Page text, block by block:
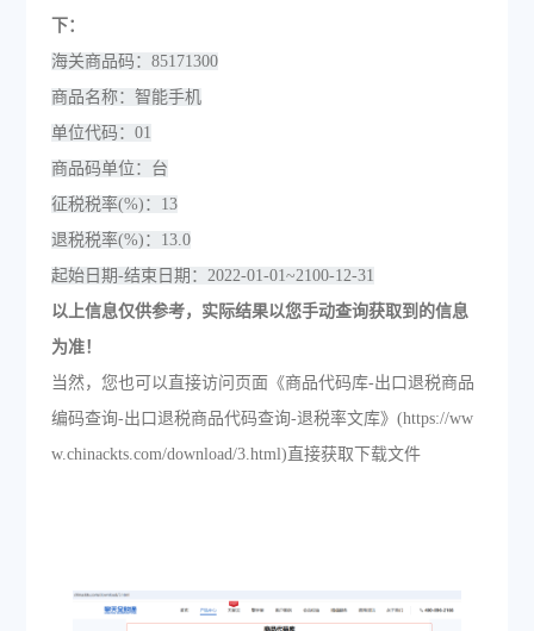
下：
海关商品码：85171300
商品名称：智能手机
单位代码：01
商品码单位：台
征税税率(%)：13
退税税率(%)：13.0
起始日期-结束日期：2022-01-01~2100-12-31
以上信息仅供参考，实际结果以您手动查询获取到的信息
为准！
当然，您也可以直接访问页面《商品代码库-出口退税商品
编码查询-出口退税商品代码查询-退税率文库》(https://ww
w.chinackts.com/download/3.html)直接获取下载文件